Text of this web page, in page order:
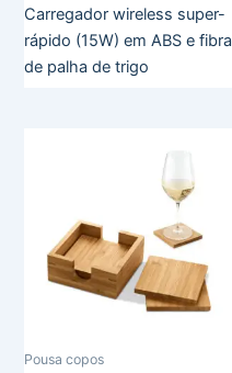
Carregador wireless super-
rápido (15W) em ABS e fibra
de palha de trigo
Pousa copos